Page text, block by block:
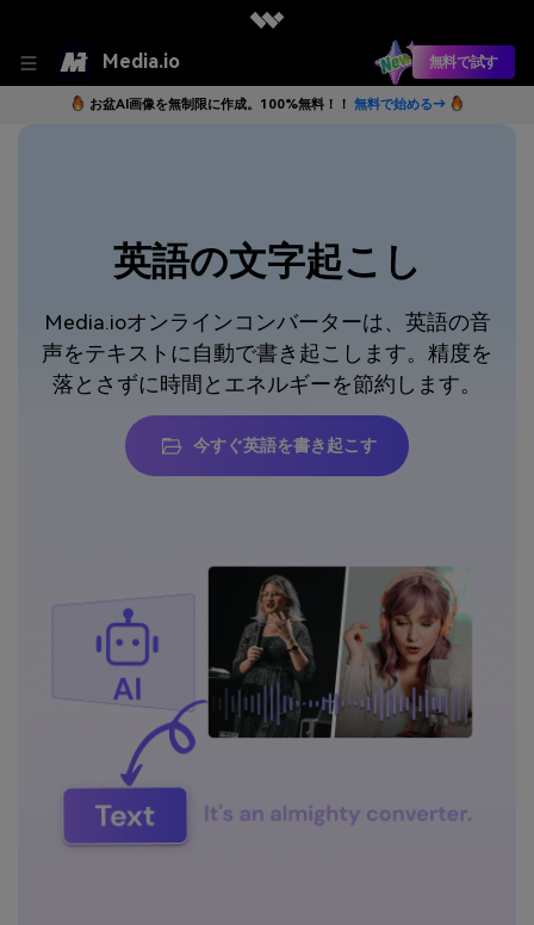
Media.io 無料で試す
お盆AI画像を無制限に作成。100%無料！！ 無料で始める→
英語の文字起こし
Media.ioオンラインコンバーターは、英語の音
声をテキストに自動で書き起こします。精度を
落とさずに時間とエネルギーを節約します。
今すぐ英語を書き起こす